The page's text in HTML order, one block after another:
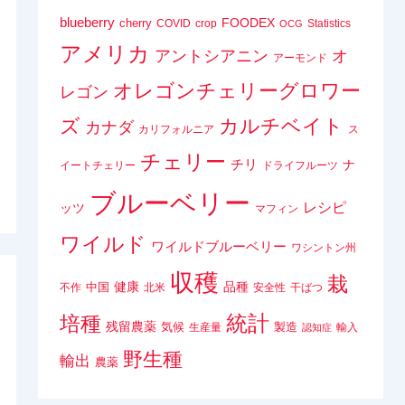
blueberry cherry COVID crop FOODEX OCG Statistics
アメリカ アントシアニン アーモンド オ
レゴン オレゴンチェリーグロワー
ズ カナダ カリフォルニア カルチベイト ス
イートチェリー チェリー チリ ドライフルーツ ナ
ッツ ブルーベリー マフィン レシピ
ワイルド ワイルドブルーベリー ワシントン州
不作 中国 健康 北米 収穫 品種 安全性 干ばつ 栽
培種 残留農薬 気候 生産量 統計 製造 認知症 輸入
輸出 農薬 野生種